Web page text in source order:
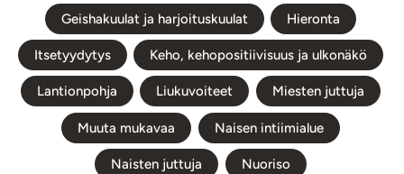
Geishakuulat ja harjoituskuulat Hieronta
Itsetyydytys Keho, kehopositiivisuus ja ulkonäkö
Lantionpohja Liukuvoiteet Miesten juttuja
Muuta mukavaa Naisen intiimialue
Naisten juttuja Nuoriso